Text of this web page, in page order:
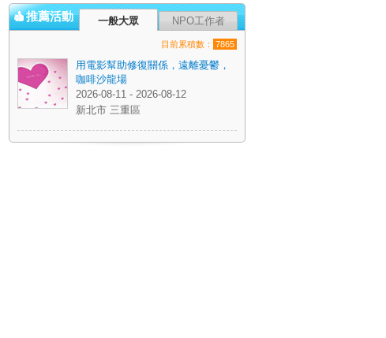
推薦活動 一般大眾 NPO工作者
目前累積數： 7865
用電影幫助修復關係，遠離憂鬱，
咖啡沙龍場
2026-08-11 - 2026-08-12
新北市 三重區